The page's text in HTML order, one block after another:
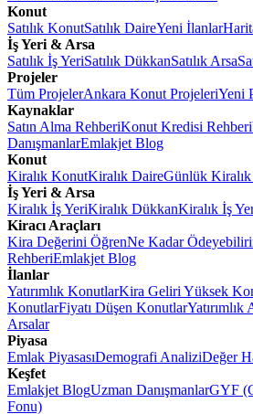
Konut
Satılık KonutSatılık DaireYeni İlanlar
İş Yeri & Arsa
Satılık İş YeriSatılık DükkanSatılık Arsa
Projeler
Tüm ProjelerAnkara Konut ProjeleriYeni
Kaynaklar
Satın Alma RehberiKonut Kredisi Rehberi
DanışmanlarEmlakjet Blog
Konut
Kiralık KonutKiralık DaireGünlük
İş Yeri & Arsa
Kiralık İş YeriKiralık DükkanKiralık İş
Kiracı Araçları
Kira Değerini ÖğrenNe Kadar
RehberiEmlakjet Blog
İlanlar
Yatırımlık KonutlarKira Geliri Yüksek
KonutlarFiyatı Düşen KonutlarYatırımlık
Arsalar
Piyasa
Emlak PiyasasıDemografi AnaliziDeğer
Keşfet
Emlakjet BlogUzman DanışmanlarGYF
Fonu)